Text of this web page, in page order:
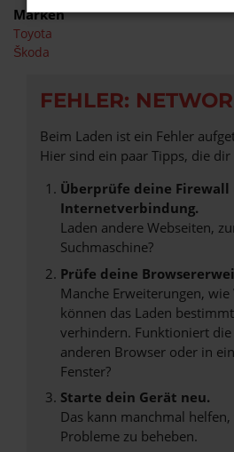
Marken
Toyota
Škoda
FEHLER:
Beim Laden ist ein Fehler
Hier sind ein paar Tipps, die
Überprüfe deine Firewall
Internetverbindung.
Laden andere Webseiten,
Suchmaschine?
Prüfe deine
Manche Erweiterungen,
können das Laden
verhindern. Funktioniert die
anderen Browser oder in
Fenster?
Starte dein Gerät neu.
Das kann manchmal
Probleme zu beheben.